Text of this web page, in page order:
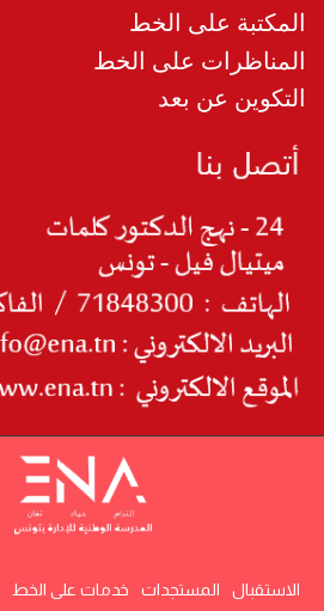
المكتبة على الخط
المناظرات على الخط
التكوين عن بعد
الاستقبال المستجدات خدمات على الخط